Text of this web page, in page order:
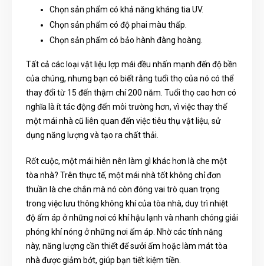
Chọn sản phẩm có khả năng kháng tia UV.
Chọn sản phẩm có độ phai màu thấp.
Chọn sản phẩm có bảo hành đàng hoàng.
Tất cả các loại vật liệu lợp mái đều nhấn mạnh đến độ bền
của chúng, nhưng bạn có biết rằng tuổi thọ của nó có thể
thay đổi từ 15 đến thậm chí 200 năm. Tuổi thọ cao hơn có
nghĩa là ít tác động đến môi trường hơn, vì việc thay thế
một mái nhà cũ liên quan đến việc tiêu thụ vật liệu, sử
dụng năng lượng và tạo ra chất thải.
Rốt cuộc, một mái hiên nên làm gì khác hơn là che một
tòa nhà? Trên thực tế, một mái nhà tốt không chỉ đơn
thuần là che chắn mà nó còn đóng vai trò quan trọng
trong việc lưu thông không khí của tòa nhà, duy trì nhiệt
độ ấm áp ở những nơi có khí hậu lạnh và nhanh chóng giải
phóng khí nóng ở những nơi ấm áp. Nhờ các tính năng
này, năng lượng cần thiết để sưởi ấm hoặc làm mát tòa
nhà được giảm bớt, giúp bạn tiết kiệm tiền.